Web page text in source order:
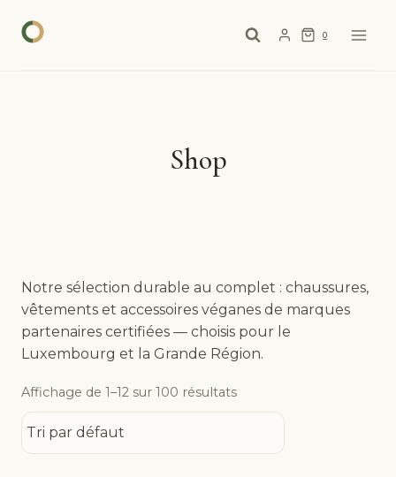
0
Shop
Notre sélection durable au complet : chaussures,
vêtements et accessoires véganes de marques
partenaires certifiées — choisis pour le
Luxembourg et la Grande Région.
Affichage de 1–12 sur 100 résultats